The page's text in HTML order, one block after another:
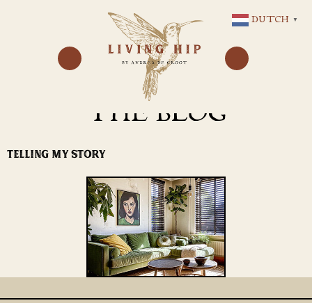
NAAR
DE
INHOUD
THE BLOG
TELLING MY STORY
DUTCH ▼